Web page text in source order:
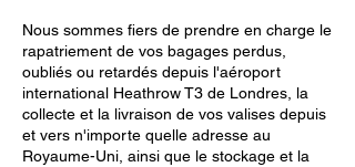
Nous sommes fiers de prendre en charge le
rapatriement de vos bagages perdus,
oubliés ou retardés depuis l'aéroport
international Heathrow T3 de Londres, la
collecte et la livraison de vos valises depuis
et vers n'importe quelle adresse au
Royaume-Uni, ainsi que le stockage et la